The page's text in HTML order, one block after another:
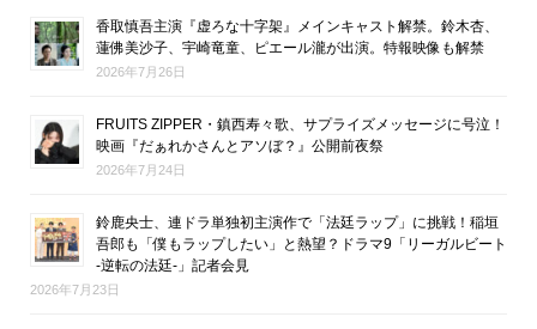
香取慎吾主演『虚ろな十字架』メインキャスト解禁。鈴木杏、
蓮佛美沙子、宇崎竜童、ピエール瀧が出演。特報映像も解禁
2026年7月26日
FRUITS ZIPPER・鎮西寿々歌、サプライズメッセージに号泣！
映画『だぁれかさんとアソぼ？』公開前夜祭
2026年7月24日
鈴鹿央士、連ドラ単独初主演作で「法廷ラップ」に挑戦！稲垣
吾郎も「僕もラップしたい」と熱望？ドラマ9「リーガルビート
-逆転の法廷-」記者会見
2026年7月23日